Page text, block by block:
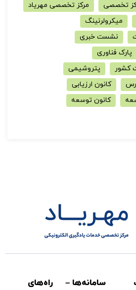
تخصصی
مرکز تخصصی مهریاد
میکرولرنینگ
نشست خبری
پارک فناوری
کشور
پتروشیمی
کانون ارزیابی
کانون توسعه
سامانه‌ها –
راه‌های